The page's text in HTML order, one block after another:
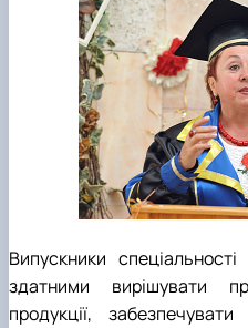
Випускники
здатними вирішувати
продукції,